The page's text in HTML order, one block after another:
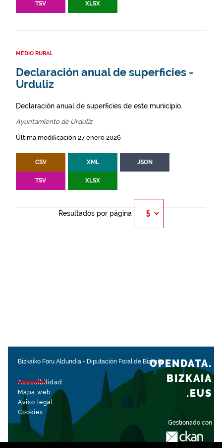
TSV XLSX
MEDIO RURAL
Declaración anual de superficies -
Urduliz
Declaración anual de superficies de este municipio.
Ayuntamiento de Urduliz
Última modificación 27 enero 2026
CSV XML JSON
TSV XLSX
Resultados por página
Bizkaiko Foru Aldundia - Diputación Foral de Bizkaia
Accesibilidad
Mapa web
Aviso legal
Cookies
Gestionado con
OPENDATA.
BIZKAIA
.EUS